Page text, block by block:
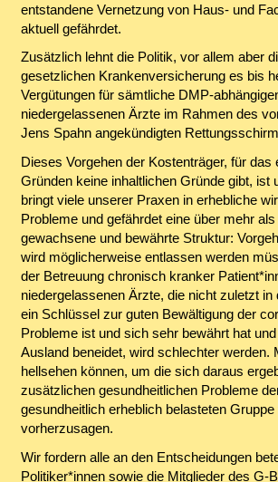
entstandene Vernetzung von Haus- und
aktuell gefährdet.
Zusätzlich lehnt die Politik, vor allem aber
gesetzlichen Krankenversicherung es bis
Vergütungen für sämtliche DMP-
niedergelassenen Ärzte im Rahmen des
Jens Spahn angekündigten
Dieses Vorgehen der Kostenträger, für das
Gründen keine inhaltlichen Gründe gibt, ist
bringt viele unserer Praxen in erhebliche
Probleme und gefährdet eine über mehr
gewachsene und bewährte Struktur:
wird möglicherweise entlassen werden
der Betreuung chronisch kranker
niedergelassenen Ärzte, die nicht zuletzt in
ein Schlüssel zur guten Bewältigung der
Probleme ist und sich sehr bewährt hat
Ausland beneidet, wird schlechter werden.
hellsehen können, um die sich daraus
zusätzlichen gesundheitlichen Probleme
gesundheitlich erheblich belasteten
vorherzusagen.
Wir fordern alle an den Entscheidungen
Politiker*innen sowie die Mitglieder des G-